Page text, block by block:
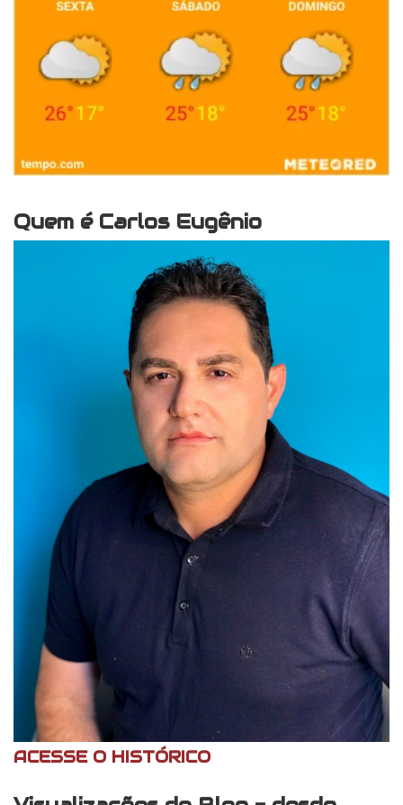
Quem é Carlos Eugênio
ACESSE O HISTÓRICO